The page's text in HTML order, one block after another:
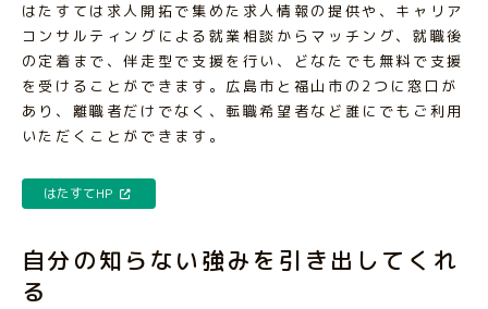
はたすては求人開拓で集めた求人情報の提供や、キャリア
コンサルティングによる就業相談からマッチング、就職後
の定着まで、伴走型で支援を行い、どなたでも無料で支援
を受けることができます。広島市と福山市の2つに窓口が
あり、離職者だけでなく、転職希望者など誰にでもご利用
いただくことができます。
はたすてHP
自分の知らない強みを引き出してくれ
る